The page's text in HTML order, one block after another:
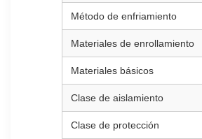
Método de enfriamiento
Materiales de enrollamiento
Materiales básicos
Clase de aislamiento
Clase de protección